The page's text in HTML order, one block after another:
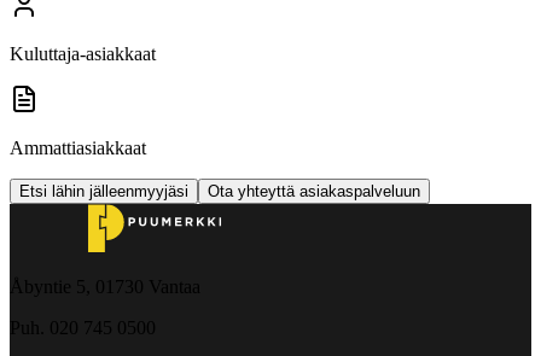
Kuluttaja-asiakkaat
Ammattiasiakkaat
Etsi lähin jälleenmyyjäsi Ota yhteyttä asiakaspalveluun
Åbyntie 5, 01730 Vantaa
Puh. 020 745 0500